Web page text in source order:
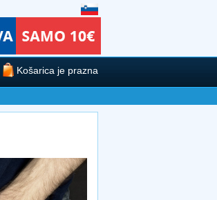
Košarica je prazna